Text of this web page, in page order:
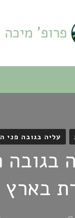
פרופ' מיכה
עליה בגובה פני
בגובה
בארץ